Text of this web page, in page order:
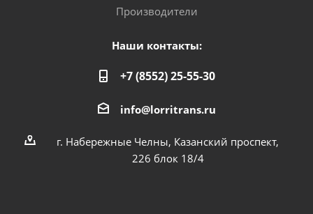
Производители
Наши контакты:
+7 (8552) 25-55-30
info@lorritrans.ru
г. Набережные Челны, Казанский проспект,
226 блок 18/4